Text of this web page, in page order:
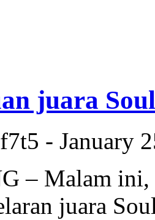
juara
- January
– Malam ini,
juara